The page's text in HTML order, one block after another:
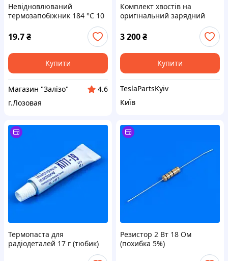
Невідновлюваний
термозапобіжник 184 °C 10
19.7₴
Купити
Магазин "Залізо"
4.6
г.Лозовая
Комплект хвостів на
оригінальний зарядний
3 200₴
Купити
TeslaPartsKyiv
Київ
Термопаста для
радіодеталей 17 г (тюбик)
Резистор 2 Вт 18 Ом
(похибка 5%)